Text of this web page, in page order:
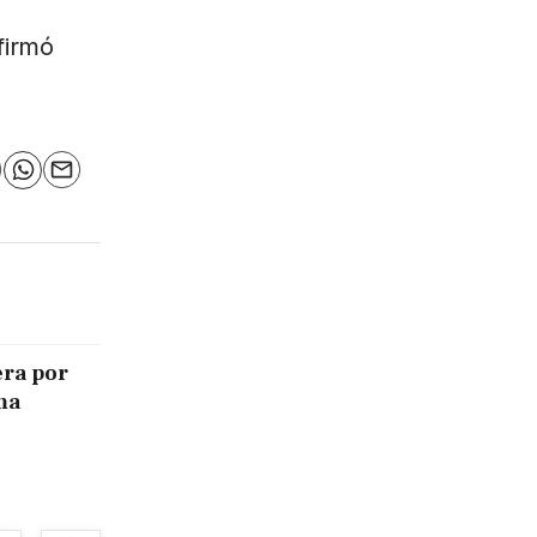
WhatsApp
Email
por